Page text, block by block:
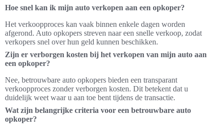
Hoe snel kan ik mijn auto verkopen aan een opkoper?
Het verkoopproces kan vaak binnen enkele dagen worden
afgerond. Auto opkopers streven naar een snelle verkoop, zodat
verkopers snel over hun geld kunnen beschikken.
Zijn er verborgen kosten bij het verkopen van mijn auto aan
een opkoper?
Nee, betrouwbare auto opkopers bieden een transparant
verkoopproces zonder verborgen kosten. Dit betekent dat u
duidelijk weet waar u aan toe bent tijdens de transactie.
Wat zijn belangrijke criteria voor een betrouwbare auto
opkoper?